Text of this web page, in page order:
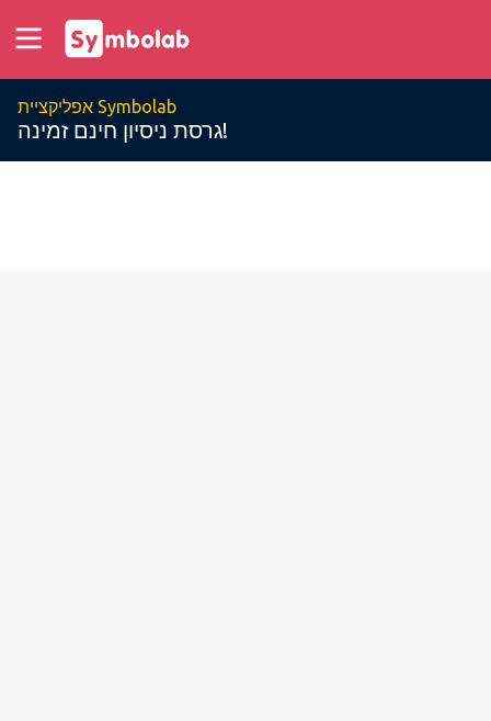
אפליקציית Symbolab
גרסת ניסיון חינם זמינה!